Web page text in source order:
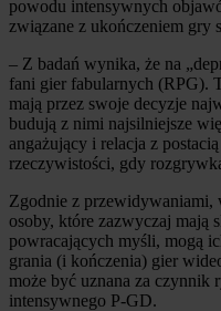
powodu intensywnych
związane z ukończeniem gry
– Z badań wynika, że na
fani gier fabularnych (RPG).
mają przez swoje decyzje
budują z nimi najsilniejsze
angażujący i relacja z
rzeczywistości, gdy
Zgodnie z przewidywaniami,
osoby, które zazwyczaj mają
powracających myśli, mogą
grania (i kończenia) gier
może być uznana za czynnik
intensywnego P-GD.